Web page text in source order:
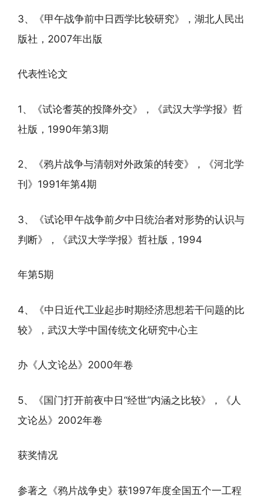
3、《甲午战争前中日西学比较研究》，湖北人民出
版社，2007年出版
代表性论文
1、《试论耆英的投降外交》，《武汉大学学报》哲
社版，1990年第3期
2、《鸦片战争与清朝对外政策的转变》，《河北学
刊》1991年第4期
3、《试论甲午战争前夕中日统治者对形势的认识与
判断》，《武汉大学学报》哲社版，1994
年第5期
4、《中日近代工业起步时期经济思想若干问题的比
较》，武汉大学中国传统文化研究中心主
办《人文论丛》2000年卷
5、《国门打开前夜中日“经世”内涵之比较》，《人
文论丛》2002年卷
获奖情况
参著之《鸦片战争史》获1997年度全国五个一工程